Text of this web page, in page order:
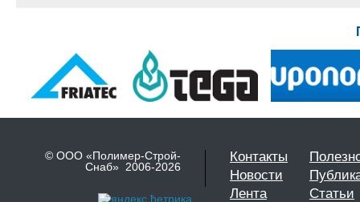
© ООО «Полимер-Строй-
Снаб» 2006-2026
Контакты
Новости
Лента
Статьи